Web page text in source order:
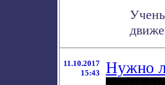
11.10.2017
15:43
Нужно